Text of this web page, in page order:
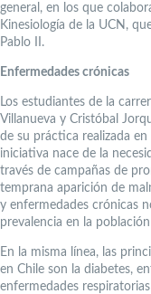
general, en los que
Kinesiología de la UCN,
Pablo II.
Enfermedades crónicas
Los estudiantes de la
Villanueva y Cristóbal
de su práctica realizada
iniciativa nace de la
través de campañas de
temprana aparición de
y enfermedades crónicas
prevalencia en la
En la misma línea, las
en Chile son la diabetes,
enfermedades